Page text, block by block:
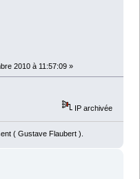
2010 à 11:57:09 »
IP archivée
( Gustave Flaubert ).